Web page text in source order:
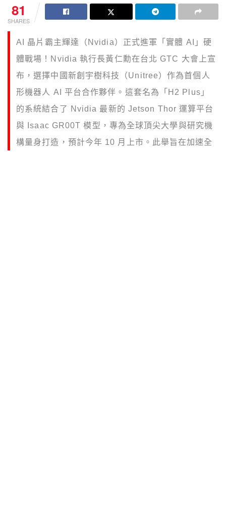
81
SHARES
AI 晶片霸主輝達（Nvidia）正式進軍「實體 AI」硬
體戰場！Nvidia 執行長黃仁勳在台北 GTC 大會上宣
布，選擇中國新創宇樹科技（Unitree）作為首個人
形機器人 AI 平台合作夥伴。這套名為「H2 Plus」
的系統結合了 Nvidia 最新的 Jetson Thor 運算平台
與 Isaac GR00T 模型，專為全球頂尖大學與研究機
構量身打造，預計今年 10 月上市。此舉旨在加速全